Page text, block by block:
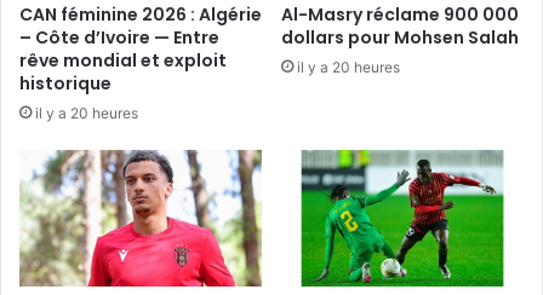
CAN féminine 2026 : Algérie
– Côte d’Ivoire — Entre
rêve mondial et exploit
historique
il y a 20 heures
Al-Masry réclame 900 000
dollars pour Mohsen Salah
il y a 20 heures